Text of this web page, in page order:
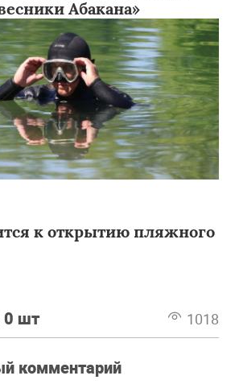
Абакана»
к открытию пляжного
0 шт 1018
комментарий